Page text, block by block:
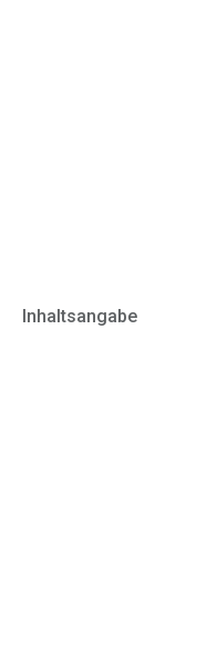
Inhaltsangabe